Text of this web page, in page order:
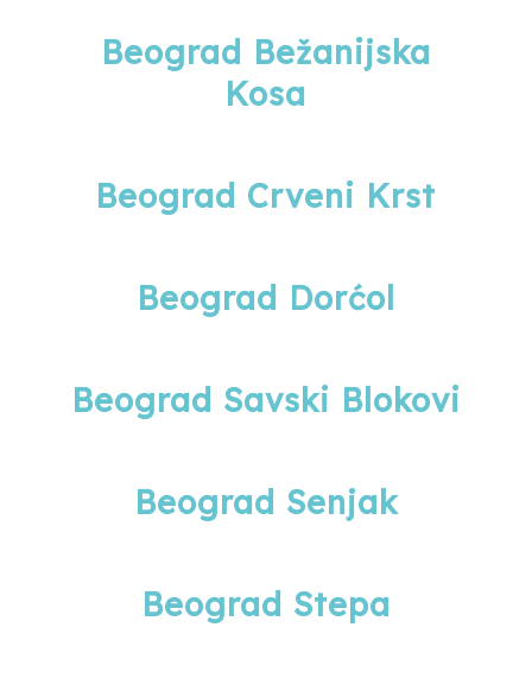
Beograd Bežanijska
Kosa
Beograd Crveni Krst
Beograd Dorćol
Beograd Savski Blokovi
Beograd Senjak
Beograd Stepa